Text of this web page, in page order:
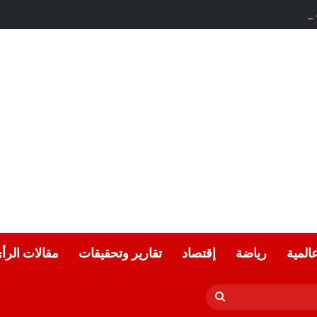
بقلم الأديب التونسي: معز ماني
رياضة إقتصاد تقارير وتحقيقات مقالات
بحث